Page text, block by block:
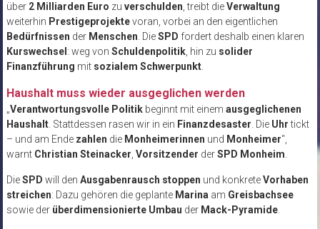
über 2 Milliarden Euro zu verschulden , treibt dieVerwaltung
weiterhin Prestigeprojektevoran, vorbei an den eigentlichen
Bedürfnissen der Menschen . DieSPD fordert deshalb einen klaren
Kurswechsel : weg von Schuldenpolitik, hin zu solider
Finanzführung mit sozialem Schwerpunkt.
Haushalt muss wieder ausgeglichen werden
„Verantwortungsvolle Politikbeginnt mit einem ausgeglichenen
Haushalt. Stattdessen rasen wir in ein Finanzdesaster . Die Uhrtickt
– und am Ende zahlen die Monheimerinnen und Monheimer“,
warnt Christian Steinacker Vorsitzender derSPD Monheim
DieSPD will den Ausgabenrausch stoppen und konkreteVorhaben
streichen: Dazu gehören die geplante Marina am Greisbachsee
sowie der überdimensionierte Umbau der Mack-Pyramide.